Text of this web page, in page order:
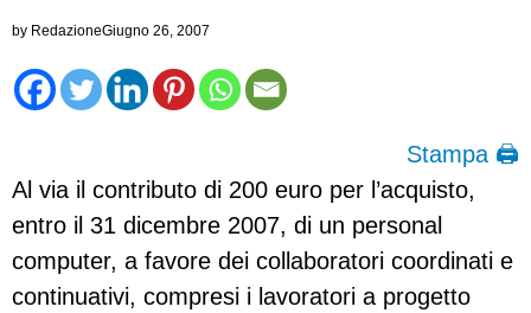
by RedazioneGiugno 26, 2007
Stampa 🖨
Al via il contributo di 200 euro per l’acquisto,
entro il 31 dicembre 2007, di un personal
computer, a favore dei collaboratori coordinati e
continuativi, compresi i lavoratori a progetto